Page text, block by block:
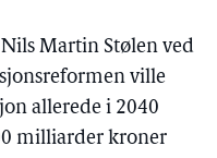
Martin Stølen ved
ville
allerede i 2040
milliarder kroner